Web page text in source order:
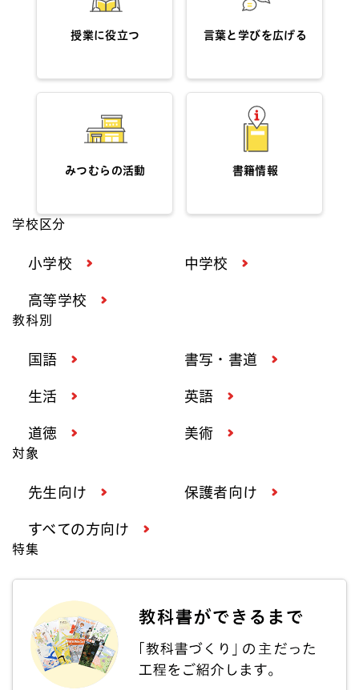
授業に役立つ 言葉と学びを広げる
みつむらの活動 書籍情報
学校区分
小学校 中学校
高等学校
教科別
国語 書写・書道
生活 英語
道徳 美術
対象
先生向け 保護者向け
すべての方向け
特集